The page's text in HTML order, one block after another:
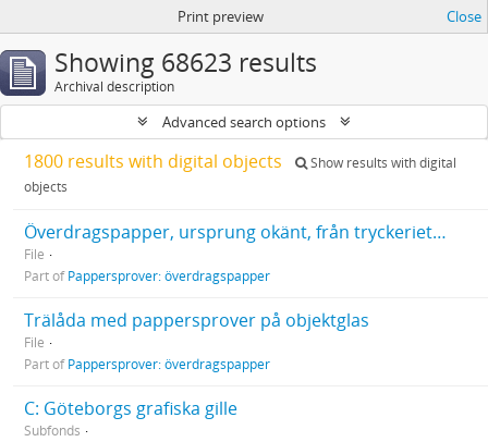
Print preview Close
Showing 68623 results
Archival description
Advanced search options
1800 results with digital objects
Show results with digital
objects
Överdragspapper, ursprung okänt, från tryckeriets gamla lager 2007
File
Part ofPappersprover: överdragspapper
Trälåda med pappersprover på objektglas
File
Part ofPappersprover: överdragspapper
C: Göteborgs grafiska gille
Subfonds